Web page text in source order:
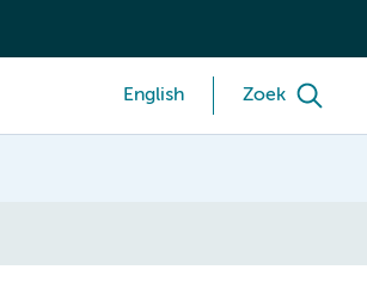
English Zoek